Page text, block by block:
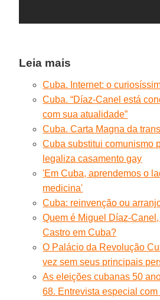
Leia mais
Cuba. Internet: o
Cuba. “Díaz-Canel está
com sua atualidade”
Cuba. Carta Magna da
Cuba substitui comunismo
legaliza casamento gay
'Em Cuba, aprendemos o
medicina'
Cuba: reinvenção ou
Quem é Miguel Díaz-
Castro em Cuba?
O Palácio da Revolução
vez sem seus principais
As eleições cubanas 50
68. Entrevista especial